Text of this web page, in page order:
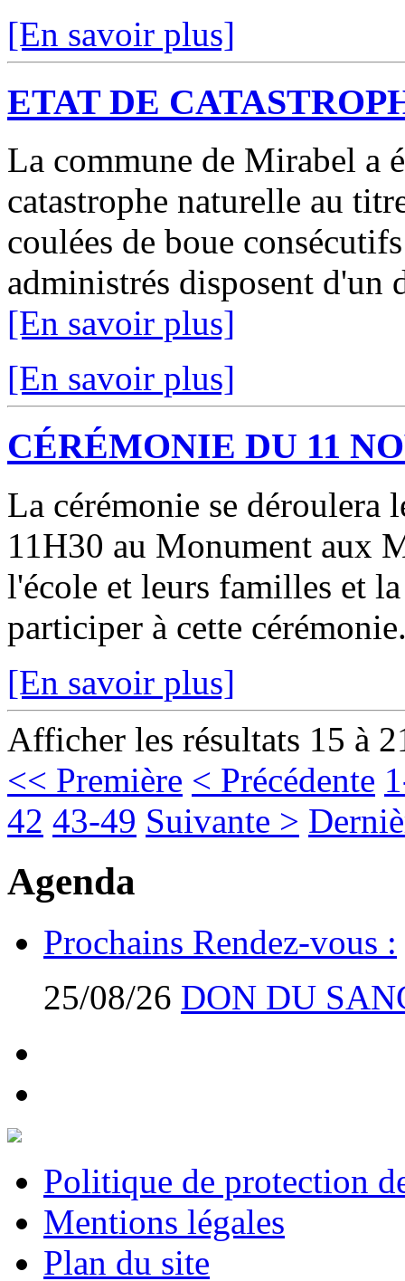
[En savoir plus]
ETAT DE
La commune de Mirabel a
catastrophe naturelle au
coulées de boue
administrés disposent d'un
[En savoir plus]
[En savoir plus]
CÉRÉMONIE DU 11
La cérémonie se déroulera
11H30 au Monument aux
l'école et leurs familles et
participer à cette
[En savoir plus]
Afficher les résultats 15 à
<< Première < Précédente
42 43-49 Suivante >
Agenda
Prochains Rendez-vous :
25/08/26 DON DU
Politique de protection
Mentions légales
Plan du site